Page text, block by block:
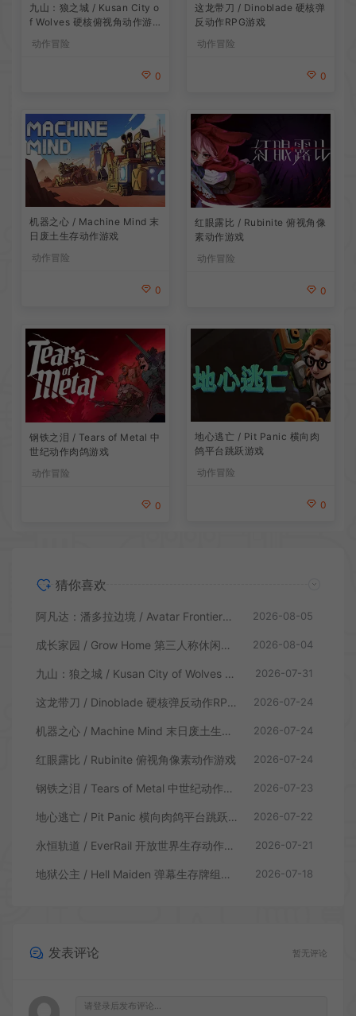
九山：狼之城 / Kusan City o
f Wolves 硬核俯视角动作游
动作冒险
0
这龙带刀 / Dinoblade 硬核弹
反动作RPG游戏
动作冒险
0
机器之心 / Machine Mind 末
日废土生存动作游戏
动作冒险
0
红眼露比 / Rubinite 俯视角像
素动作游戏
动作冒险
0
钢铁之泪 / Tears of Metal 中
世纪动作肉鸽游戏
动作冒险
0
地心逃亡 / Pit Panic 横向肉
鸽平台跳跃游戏
动作冒险
0
猜你喜欢
阿凡达：潘多拉边境 / Avatar Frontiers of Pandora 开放世界冒险游戏 2026-08-05
成长家园 / Grow Home 第三人称休闲动作游戏 2026-08-04
九山：狼之城 / Kusan City of Wolves 硬核俯视角动作游戏 2026-07-31
这龙带刀 / Dinoblade 硬核弹反动作RPG游戏 2026-07-24
机器之心 / Machine Mind 末日废土生存动作游戏 2026-07-24
红眼露比 / Rubinite 俯视角像素动作游戏 2026-07-24
钢铁之泪 / Tears of Metal 中世纪动作肉鸽游戏 2026-07-23
地心逃亡 / Pit Panic 横向肉鸽平台跳跃游戏 2026-07-22
永恒轨道 / EverRail 开放世界生存动作游戏 2026-07-21
地狱公主 / Hell Maiden 弹幕生存牌组动作游戏 2026-07-18
发表评论 暂无评论